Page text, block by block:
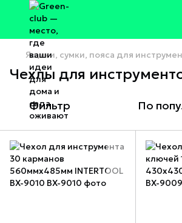
Ящики, сумки, пояса для
Чехлы для
Фильтр По